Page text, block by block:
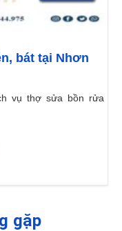
bát tại Nhơn
vụ thợ sửa bồn rửa
gặp